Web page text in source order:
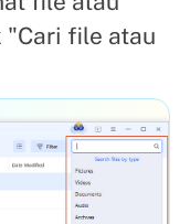
"Cari file atau